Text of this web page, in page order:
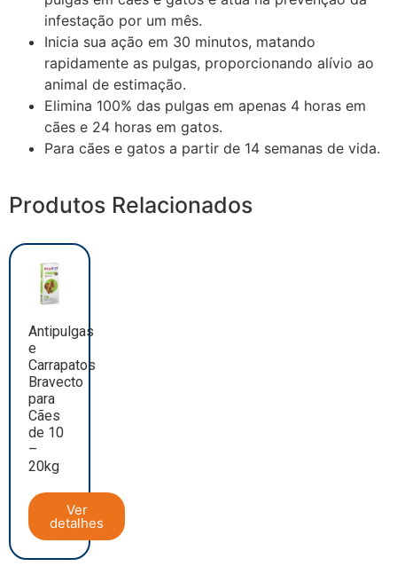
infestação por um mês.
Inicia sua ação em 30 minutos, matando
rapidamente as pulgas, proporcionando alívio ao
animal de estimação.
Elimina 100% das pulgas em apenas 4 horas em
cães e 24 horas em gatos.
Para cães e gatos a partir de 14 semanas de vida.
Produtos Relacionados
Antipulgas
e
Carrapatos
Bravecto
para
Cães
de 10
–
20kg
Ver
detalhes